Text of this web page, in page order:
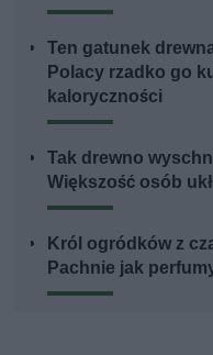
Ten gatunek
Polacy rzadko go
kaloryczności
Tak drewno
Większość osób
Król ogródków z
Pachnie jak